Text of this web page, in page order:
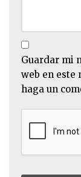
Guardar mi
web en este
haga un